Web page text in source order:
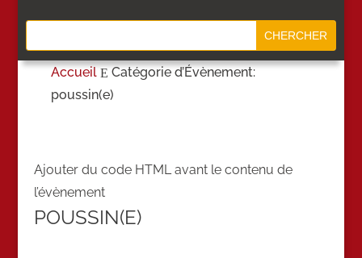
Accueil E Catégorie d’Évènement:
poussin(e)
Ajouter du code HTML avant le contenu de
l’évènement
POUSSIN(E)